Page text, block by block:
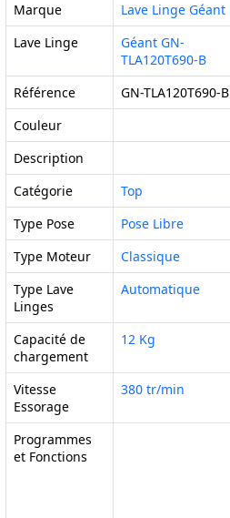
Marque Lave Linge Géant
Lave Linge
Géant GN-
TLA120T690-B
Référence
GN-TLA120T690-B
Couleur
Description
Catégorie
Top
Type Pose
Pose Libre
Type Moteur
Classique
Type Lave
Linges
Automatique
Capacité de
chargement
12 Kg
Vitesse
Essorage
380 tr/min
Programmes
et Fonctions